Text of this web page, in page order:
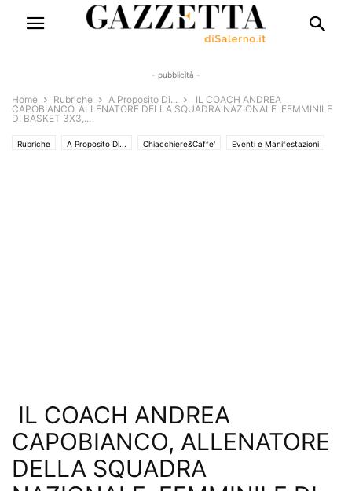
- pubblicità -
Home Rubriche A Proposito Di...
IL COACH ANDREA
CAPOBIANCO, ALLENATORE DELLA SQUADRA NAZIONALE FEMMINILE
DI BASKET 3X3,...
Rubriche A Proposito Di... Chiacchiere&Caffe' Eventi e Manifestazioni
IL COACH ANDREA
CAPOBIANCO, ALLENATORE
DELLA SQUADRA